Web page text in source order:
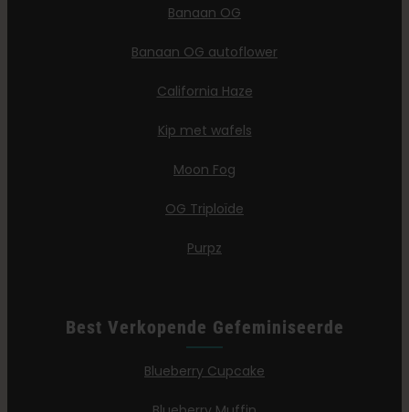
Banaan OG
Banaan OG autoflower
California Haze
Kip met wafels
Moon Fog
OG Triploïde
Purpz
Best Verkopende Gefeminiseerde
Blueberry Cupcake